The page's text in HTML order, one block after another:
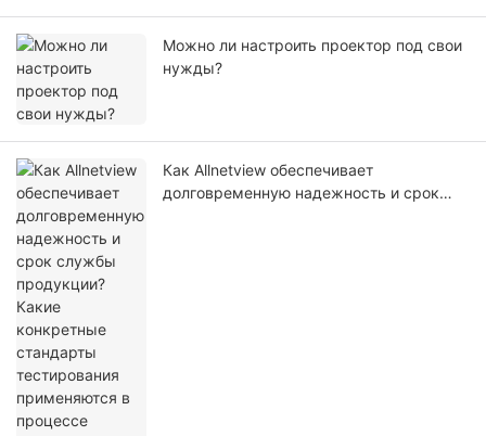
Можно ли настроить проектор под свои
нужды?
Как Allnetview обеспечивает
долговременную надежность и срок